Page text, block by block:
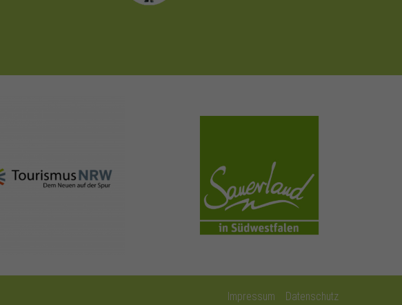
nrw-tourismus.de sauerland.com
Impressum Datenschutz